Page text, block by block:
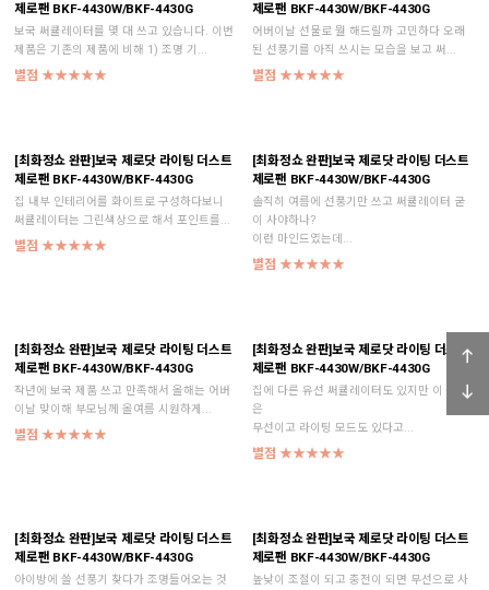
제로팬 BKF-4430W/BKF-4430G
보국 써큘레이터를 몇 대 쓰고 있습니다. 이번
제품은 기존의 제품에 비해 1) 조명 기...
별점 ★★★★★
제로팬 BKF-4430W/BKF-4430G
어버이날 선물로 뭘 해드릴까 고민하다 오래
된 선풍기를 아직 쓰시는 모습을 보고 써...
별점 ★★★★★
[최화정쇼 완판]보국 제로닷 라이팅 더스트
제로팬 BKF-4430W/BKF-4430G
집 내부 인테리어를 화이트로 구성하다보니
써큘레이터는 그린색상으로 해서 포인트를...
별점 ★★★★★
[최화정쇼 완판]보국 제로닷 라이팅 더스트
제로팬 BKF-4430W/BKF-4430G
솔직히 여름에 선풍기만 쓰고 써큘레이터 굳
이 사야하나?
이런 마인드였는데...
별점 ★★★★★
[최화정쇼 완판]보국 제로닷 라이팅 더스트
제로팬 BKF-4430W/BKF-4430G
작년에 보국 제품 쓰고 만족해서 올해는 어버
이날 맞이해 부모님께 올여름 시원하게...
별점 ★★★★★
[최화정쇼 완판]보국 제로닷 라이팅 더스트
제로팬 BKF-4430W/BKF-4430G
집에 다른 유선 써큘레이터도 있지만 이 제품
은
무선이고 라이팅 모드도 있다고...
별점 ★★★★★
[최화정쇼 완판]보국 제로닷 라이팅 더스트
제로팬 BKF-4430W/BKF-4430G
아이방에 쓸 선풍기 찾다가 조명들어오는 것
[최화정쇼 완판]보국 제로닷 라이팅 더스트
제로팬 BKF-4430W/BKF-4430G
높낮이 조절이 되고 충전이 되면 무선으로 사